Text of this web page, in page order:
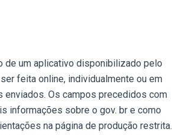
de um aplicativo disponibilizado pelo
feita online, individualmente ou em
enviados. Os campos precedidos com
informações sobre o gov. br e como
na página de produção restrita.